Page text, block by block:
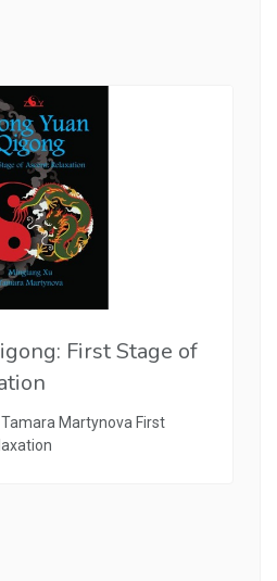
First Stage of
Martynova First